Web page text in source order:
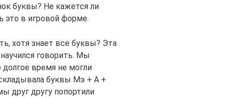
буквы? Не кажется ли
это в игровой форме.
хотя знает все буквы? Эта
говорить. Мы
время не могли
буквы Мэ + А +
друг другу попортили